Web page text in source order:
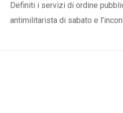
Definiti i servizi di ordine
antimilitarista di sabato e